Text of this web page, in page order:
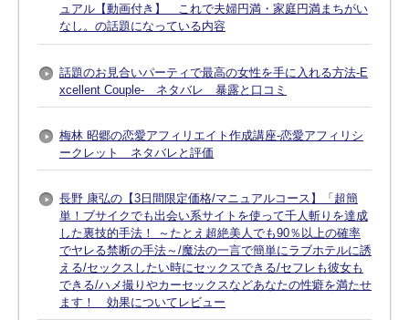
ュアル【動画付き】 これで夫婦円満・家庭円満まちがい
なし。の話題になっている内容
話題のお見合いパーティで最高の女性を手に入れる方法-E
xcellent Couple- ネタバレ 暴露と口コミ
梅林 昭郷の恋愛アフィリエイト作成講座-恋愛アフィリシ
ークレット ネタバレと評価
長野 康弘の【3日間限定価格/マニュアルコース】「超簡
単！ブサイクでも出会い系サイトを使って千人斬りを達成
した裏技的手法！ ～たとえ超絶美人でも90％以上の確率
でヤレる禁断の手法～/魔法の一言で簡単にラブホテルに誘
える/セックスしたい時にセックスできる/セフレも彼女も
できる/ハメ撮りやカーセックスなどあなたの性癖を満たせ
ます！ 効果についてレビュー